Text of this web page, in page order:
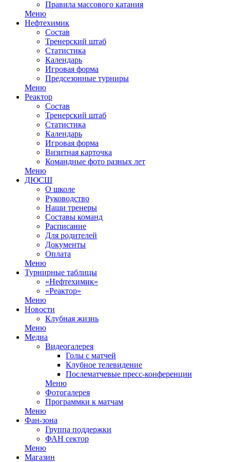
Правила массового катания
Меню
Нефтехимик
Состав
Тренерский штаб
Статистика
Календарь
Игровая форма
Предсезонные турниры
Меню
Реактор
Состав
Тренерский штаб
Статистика
Календарь
Игровая форма
Визитная карточка
Командные фото разных лет
Меню
ДЮСШ
О школе
Руководство
Наши тренеры
Составы команд
Расписание
Для родителей
Документы
Оплата
Меню
Турнирные таблицы
«Нефтехимик»
«Реактор»
Меню
Новости
Клубная жизнь
Меню
Медиа
Видеогалерея
Голы с матчей
Клубное телевидение
Послематчевые пресс-конференции
Меню
Фотогалерея
Программки к матчам
Меню
Фан-зона
Группа поддержки
ФАН сектор
Меню
Магазин